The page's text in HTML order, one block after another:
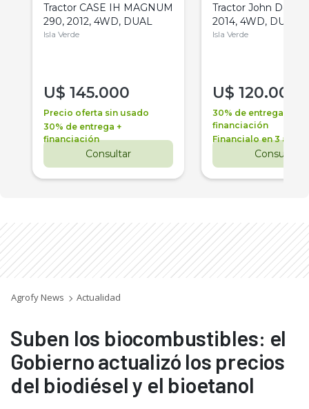
Tractor CASE IH MAGNUM
290, 2012, 4WD, DUAL
Isla Verde
U$ 145.000
Precio oferta sin usado
30% de entrega +
financiación
Consultar
Tractor John Deere
2014, 4WD, DUAL
Isla Verde
U$ 120.000
30% de entrega +
financiación
Financialo en 3 años
Consultar
Agrofy News Actualidad
Suben los biocombustibles: el
Gobierno actualizó los precios
del biodiésel y el bioetanol